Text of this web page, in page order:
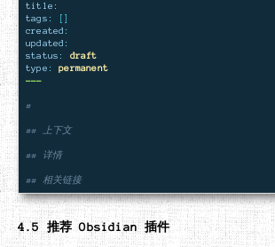
title :
tags :
[]
created :
updated :
status :
draft
type :
permanent
---
#
## 上下文
## 详情
## 相关链接
4.5 推荐 Obsidian 插件